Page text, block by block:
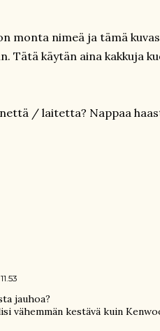
monta nimeä ja tämä
käytän aina kakkuja
/ laitetta? Nappaa
jauhoa?
vähemmän kestävä kuin